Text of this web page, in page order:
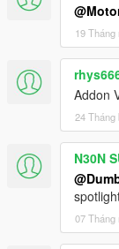
19 Tháng
Addon
24 Tháng
N30N
07 Tháng